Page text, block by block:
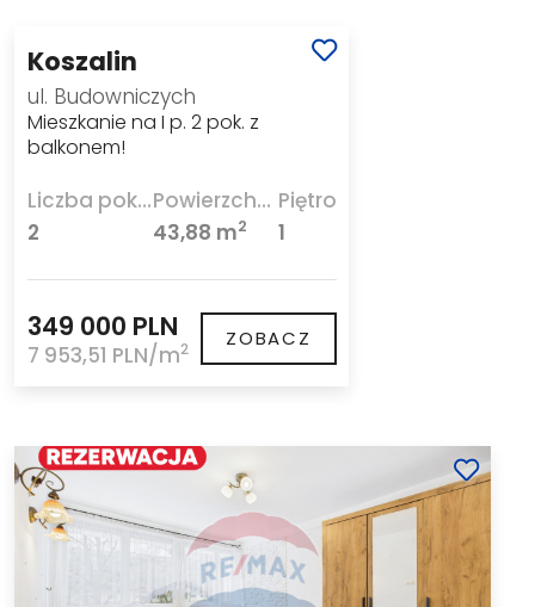
Koszalin
ul. Budowniczych
Mieszkanie na I p. 2 pok. z
balkonem!
Liczba pokoi
2
Powierzchnia
43,88 m2
Piętro
1
349 000 PLN
7 953,51 PLN/m2 ZOBACZ